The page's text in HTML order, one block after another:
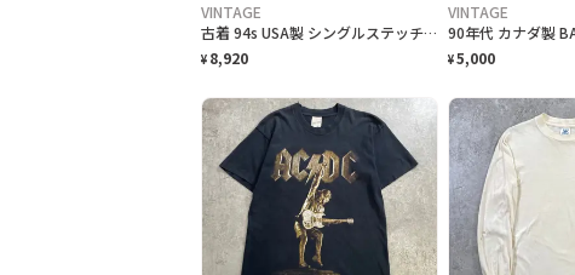
VINTAGE
古着 94s USA製 シングルステッチ ハチ ジョーク Tシャツ ホワイト
¥ 8,920
VINTAGE
¥5,000